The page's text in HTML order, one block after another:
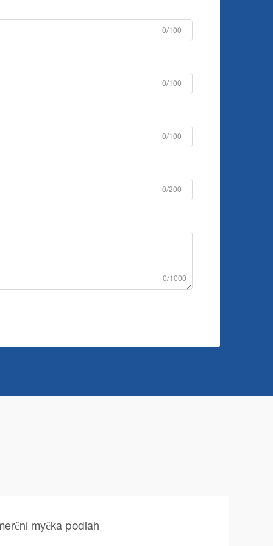
0/100
0/100
0/100
0/200
0/1000
myčka podlah